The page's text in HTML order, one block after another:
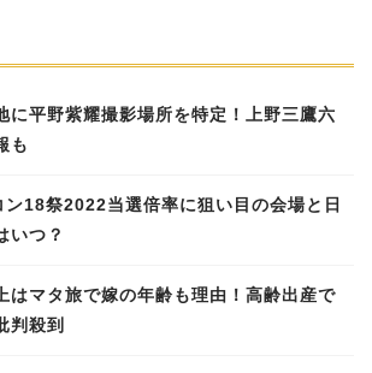
に平野紫耀撮影場所を特定！上野三鷹六
も
ン18祭2022当選倍率に狙い目の会場と日
いつ？
はマタ旅で嫁の年齢も理由！高齢出産で
判殺到